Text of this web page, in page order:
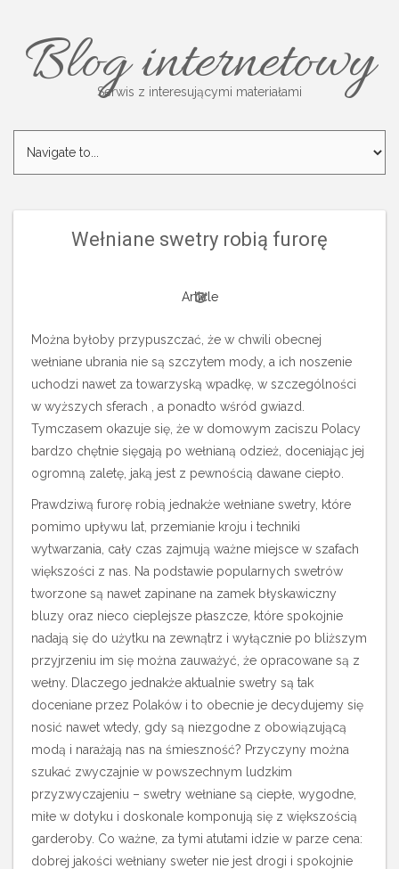
Blog internetowy
Serwis z interesującymi materiałami
Wełniane swetry robią furorę
Article
Można byłoby przypuszczać, że w chwili obecnej
wełniane ubrania nie są szczytem mody, a ich noszenie
uchodzi nawet za towarzyską wpadkę, w szczególności
w wyższych sferach , a ponadto wśród gwiazd.
Tymczasem okazuje się, że w domowym zaciszu Polacy
bardzo chętnie sięgają po wełnianą odzież, doceniając jej
ogromną zaletę, jaką jest z pewnością dawane ciepło.
Prawdziwą furorę robią jednakże wełniane swetry, które
pomimo upływu lat, przemianie kroju i techniki
wytwarzania, cały czas zajmują ważne miejsce w szafach
większości z nas. Na podstawie popularnych swetrów
tworzone są nawet zapinane na zamek błyskawiczny
bluzy oraz nieco cieplejsze płaszcze, które spokojnie
nadają się do użytku na zewnątrz i wyłącznie po bliższym
przyjrzeniu im się można zauważyć, że opracowane są z
wełny. Dlaczego jednakże aktualnie swetry są tak
doceniane przez Polaków i to obecnie je decydujemy się
nosić nawet wtedy, gdy są niezgodne z obowiązującą
modą i narażają nas na śmieszność? Przyczyny można
szukać zwyczajnie w powszechnym ludzkim
przyzwyczajeniu – swetry wełniane są ciepłe, wygodne,
miłe w dotyku i doskonale komponują się z większością
garderoby. Co ważne, za tymi atutami idzie w parze cena:
dobrej jakości wełniany sweter nie jest drogi i spokojnie